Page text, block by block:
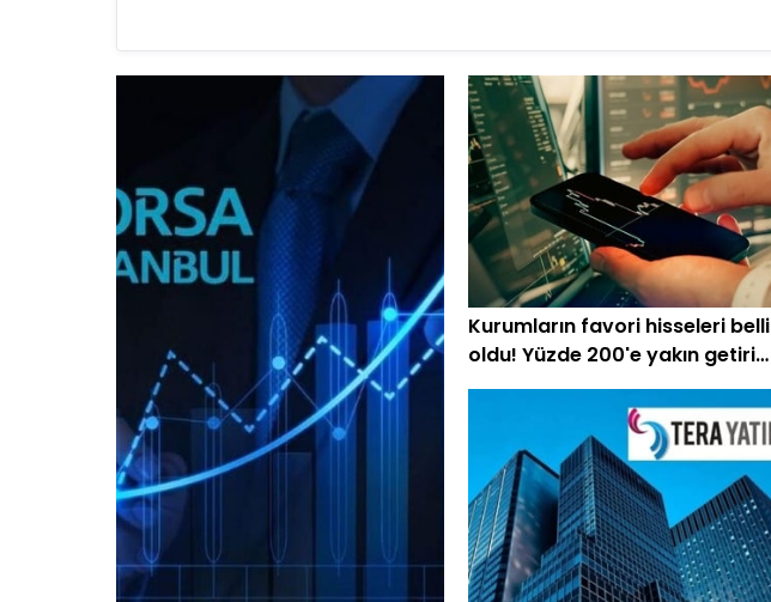
Kurumların favori hisseleri belli
oldu! Yüzde 200'e yakın getiri
bekleniyor